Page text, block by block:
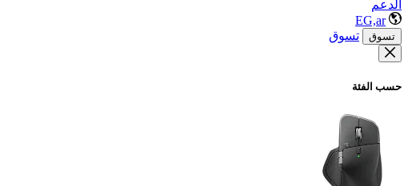
الدعم
EG,ar
تسوق تسوق
حسب الفئة